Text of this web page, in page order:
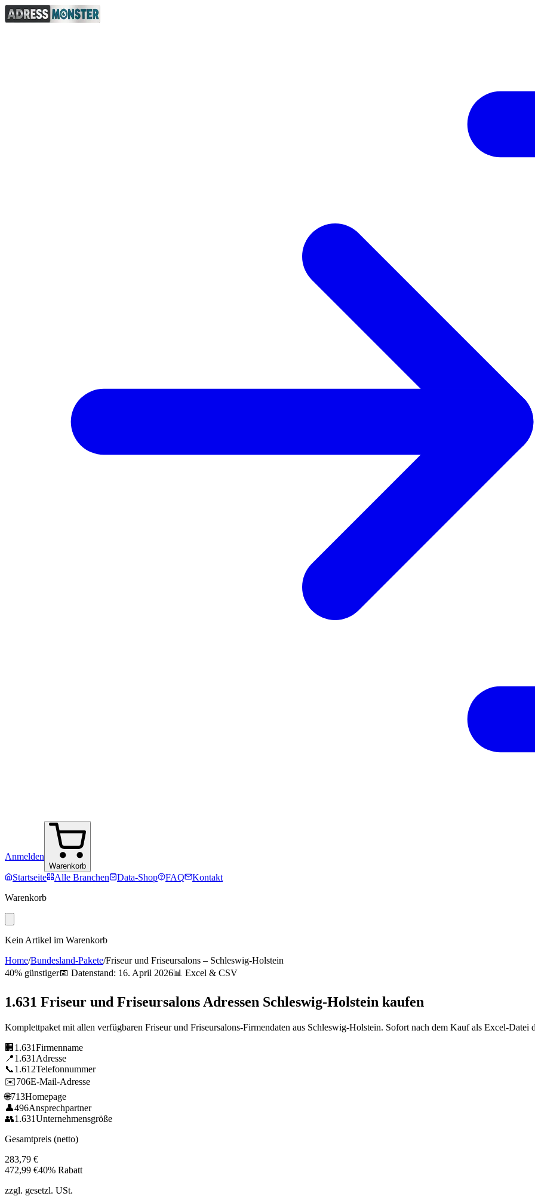
Anmelden
Warenkorb
Startseite Alle Branchen Data-Shop FAQ
Kontakt
Warenkorb
Kein Artikel im Warenkorb
Home/Bundesland-Pakete/Friseur und Friseursalons – Schleswig-Holstein
40% günstiger📅 Datenstand: 16. April 2026📊 Excel & CSV
1.631 Friseur und Friseursalons Adressen Schleswig-Holstein kaufen
Komplettpaket mit allen verfügbaren Friseur und Friseursalons-Firmendaten aus Schleswig-Holstein. Sofort nach dem Kauf als Excel-Datei
🏢 1.631Firmenname
📍1.631 Adresse
📞1.612Telefonnummer
✉️706E-Mail-Adresse
🌐713Homepage
👤496Ansprechpartner
👥1.631Unternehmensgröße
Gesamtpreis (netto)
283,79 €
472,99 €40% Rabatt
zzgl. gesetzl. USt.